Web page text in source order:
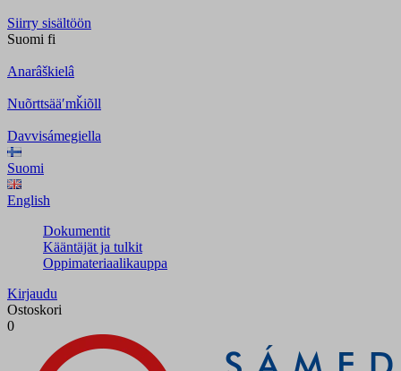
Siirry sisältöön
Suomi fi
Anarâškielâ
Nuõrttsääʹmǩiõll
Davvisámegiella
Suomi
English
Dokumentit
Kääntäjät ja tulkit
Oppimateriaalikauppa
Kirjaudu
Ostoskori
0